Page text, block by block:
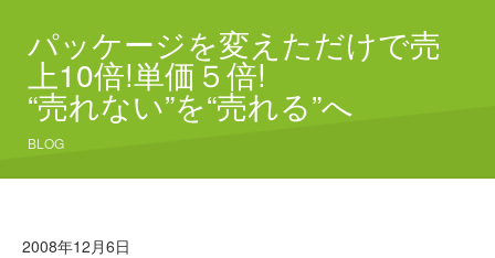
パッケージを変えただけで売
上10倍!単価５倍!
“売れない”を“売れる”へ
BLOG
2008年12月6日